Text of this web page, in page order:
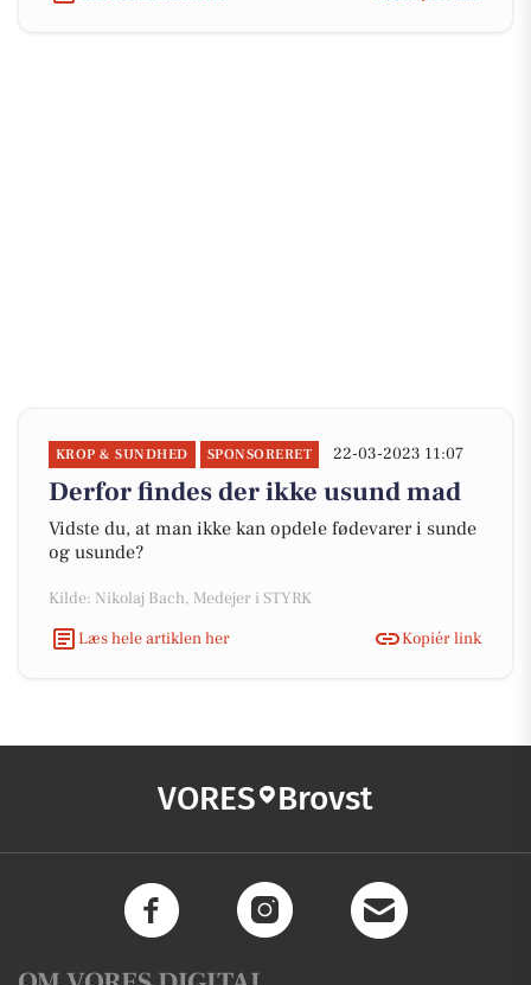
KROP & SUNDHED SPONSORERET 22-03-2023 11:07
Derfor findes der ikke usund mad
Vidste du, at man ikke kan opdele fødevarer i sunde
og usunde?
Kilde: Nikolaj Bach, Medejer i STYRK
Læs hele artiklen her
Kopiér link
VORES Brovst